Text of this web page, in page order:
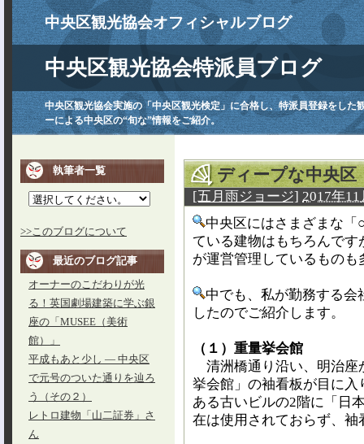
中央区観光協会オフィシャルブログ
中央区観光協会特派員ブログ
中央区観光協会実施の「中央区観光検定」に合格し、特派員登録をした
ーによる中央区の“旬な”情報をご紹介。
執筆者一覧
>>このブログについて
最近のブログ記事
オーナーのこだわりが光
る！英国劇場建築に学ぶ銀
座の「MUSEE（美術
館）」
平成もあと少し ― 中央区
で元号のついた通りを辿ろ
う（その２）
レトロ建物「山二証券」さ
ん
ディープな中央区
[五月雨ジョージ] 2017年11
中央区にはさまざまな
ている建物はもちろんで
が運営管理しているものも
中でも、私が勤務する会
したのでご紹介します。
（１）重量挙会館
清洲橋通り沿い、明治座
挙会館」の袖看板が目に
ある古いビルの2階に「日
在は使用されておらず、